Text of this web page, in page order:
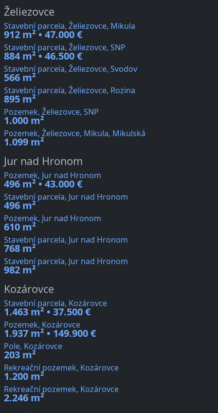
Želiezovce
Stavební parcela, Želiezovce, Mikula
912 m² • 47.000 €
Stavební parcela, Želiezovce, SNP
884 m² • 46.500 €
Stavební parcela, Želiezovce, Svodov
566 m²
Stavební parcela, Želiezovce, Rozina
895 m²
Pozemek, Želiezovce, SNP
1.000 m²
Pozemek, Želiezovce, Mikula, Mikulská
1.099 m²
Jur nad Hronom
Pozemek, Jur nad Hronom
496 m² • 43.000 €
Stavební parcela, Jur nad Hronom
496 m²
Pozemek, Jur nad Hronom
610 m²
Stavební parcela, Jur nad Hronom
768 m²
Stavební parcela, Jur nad Hronom
982 m²
Kozárovce
Stavební parcela, Kozárovce
1.463 m² • 37.500 €
Pozemek, Kozárovce
1.937 m² • 149.900 €
Pole, Kozárovce
203 m²
Rekreační pozemek, Kozárovce
1.200 m²
Rekreační pozemek, Kozárovce
2.246 m²